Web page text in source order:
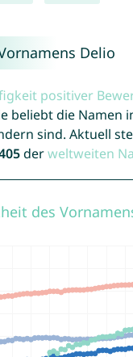
Delio
positiver
beliebt die Namen
sind. Aktuell
derweltweiten